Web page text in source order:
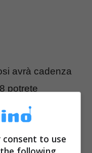
avrà cadenza
potrete
(o peggiori
rete
to use